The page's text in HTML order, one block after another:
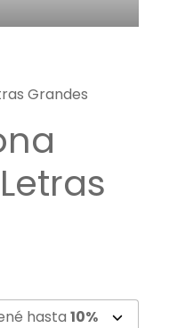
Grandes
hasta 10%